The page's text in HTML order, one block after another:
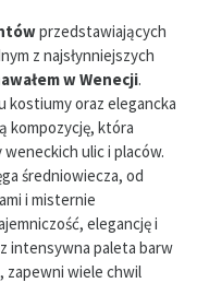
przedstawiających
z najsłynniejszych
w Wenecji.
kostiumy oraz elegancka
kompozycję, która
ulic i placów.
średniowiecza, od
i misternie
elegancję i
intensywna paleta barw
zapewni wiele chwil